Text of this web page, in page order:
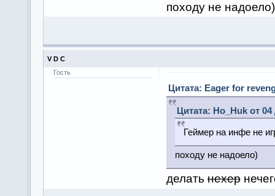
походу не надоело)
V D C
Гость
Цитата: Eager for
Цитата: Ho_Huk от
Геймер на инфе не
походу не надоело)
делатьнехер